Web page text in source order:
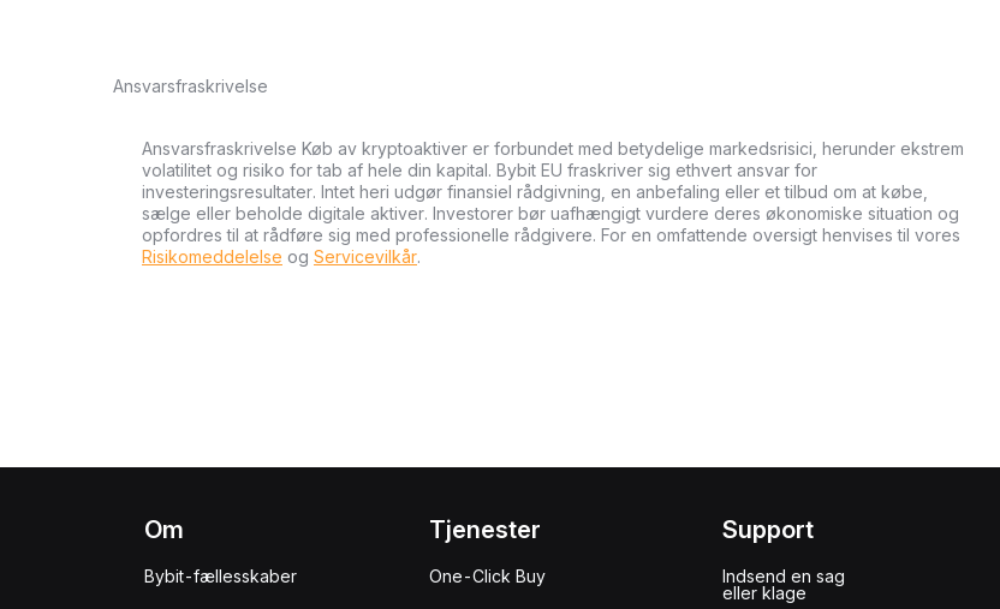
Ansvarsfraskrivelse
Ansvarsfraskrivelse Køb av kryptoaktiver er forbundet med betydelige markedsrisici, herunder ekstrem
volatilitet og risiko for tab af hele din kapital. Bybit EU fraskriver sig ethvert ansvar for
investeringsresultater. Intet heri udgør finansiel rådgivning, en anbefaling eller et tilbud om at købe,
sælge eller beholde digitale aktiver. Investorer bør uafhængigt vurdere deres økonomiske situation og
opfordres til at rådføre sig med professionelle rådgivere. For en omfattende oversigt henvises til vores
Risikomeddelelse og Servicevilkår.
Om
Bybit-fællesskaber
Tjenester
One-Click Buy
Support
Indsend en sag
eller klage